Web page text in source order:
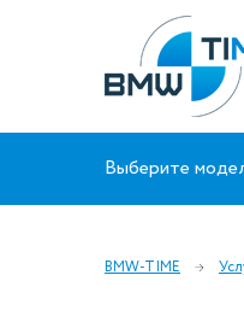
Выберите
BMW-TIME